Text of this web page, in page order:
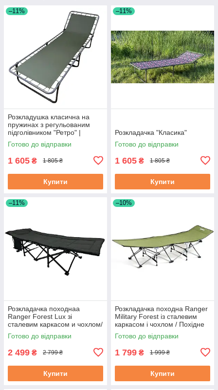
–11%
Розкладушка класична на
пружинах з регульованим
підголівником "Ретро" |
Розкладне ліжко
Готово до відправки
1 605 ₴ 1 805 ₴
Купити
–11%
Розкладачка "Класика"
Готово до відправки
1 605 ₴ 1 805 ₴
Купити
–11%
Розкладачка походнаа
Ranger Forest Lux зі
сталевим каркасом и чохлом/
Походна кровать Нато
Готово до відправки
2 499 ₴ 2 799 ₴
Купити
–10%
Розкладачка походна Ranger
Military Forest із сталевим
каркасом і чохлом / Похідне
ліжко
Готово до відправки
1 799 ₴ 1 999 ₴
Купити